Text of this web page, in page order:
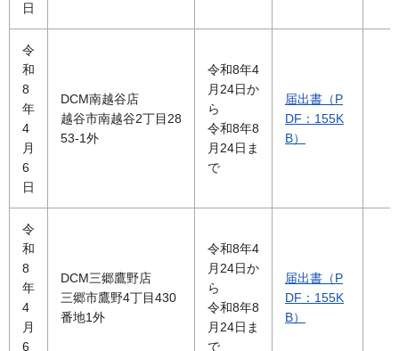
日
令
和
8
年
4
月
6
日
DCM南越谷店
越谷市南越谷2丁目28
53-1外
令和8年4
月24日か
ら
令和8年8
月24日ま
で
届出書（P
DF：155K
B）
令
和
8
年
4
月
6
DCM三郷鷹野店
三郷市鷹野4丁目430
番地1外
令和8年4
月24日か
ら
令和8年8
月24日ま
で
届出書（P
DF：155K
B）